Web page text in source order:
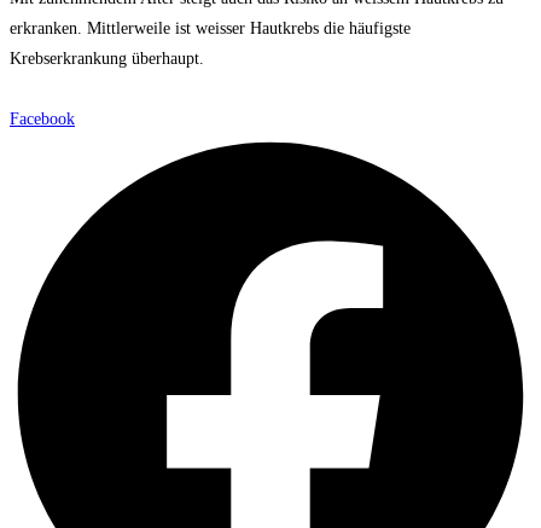
erkranken. Mittlerweile ist weisser Hautkrebs die häufigste
Krebserkrankung überhaupt.
Facebook